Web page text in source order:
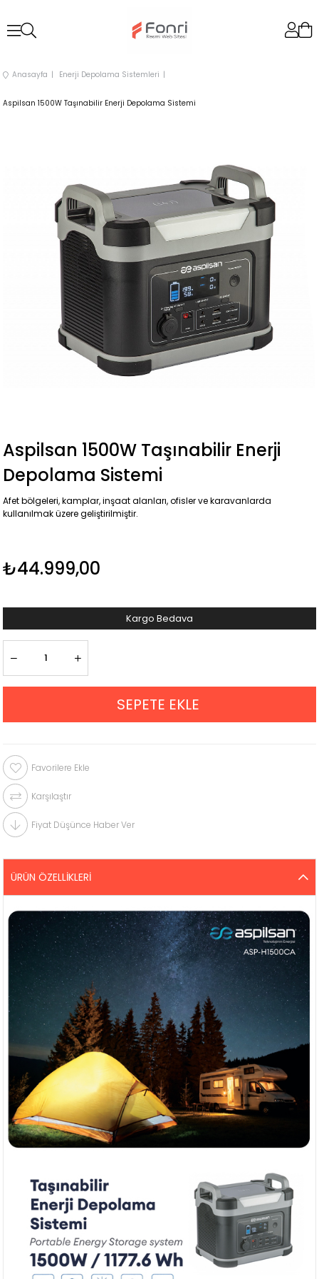
Anasayfa Enerji Depolama Sistemleri
Aspilsan 1500W Taşınabilir Enerji Depolama Sistemi
Aspilsan 1500W Taşınabilir Enerji
Depolama Sistemi
Afet bölgeleri, kamplar, inşaat alanları, ofisler ve karavanlarda
kullanılmak üzere geliştirilmiştir.
₺44.999,00
Kargo Bedava
Favorilere Ekle
Karşılaştır
Fiyat Düşünce Haber Ver
ÜRÜN ÖZELLIKLERI